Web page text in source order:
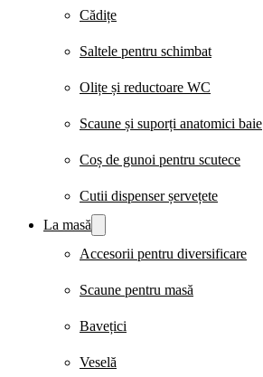
Cădițe
Saltele pentru schimbat
Olițe și reductoare WC
Scaune și suporți anatomici baie
Coș de gunoi pentru scutece
Cutii dispenser șervețete
La masă
Accesorii pentru diversificare
Scaune pentru masă
Bavețici
Veselă